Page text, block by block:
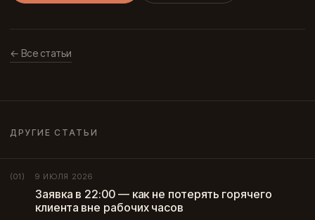
← Все статьи
ДРУГИЕ СТАТЬИ
(01) 9 ИЮЛЯ 2026
Заявка в 22:00 — как не потерять горячего
клиента вне рабочих часов